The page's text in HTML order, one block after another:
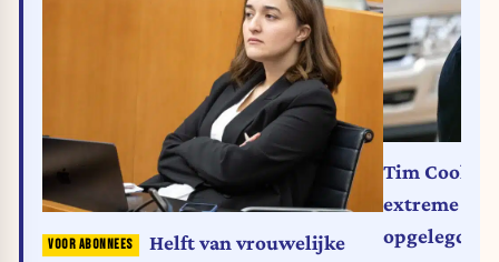
Helft van vrouwelijke
Tim Cook
extreme
opgelegd